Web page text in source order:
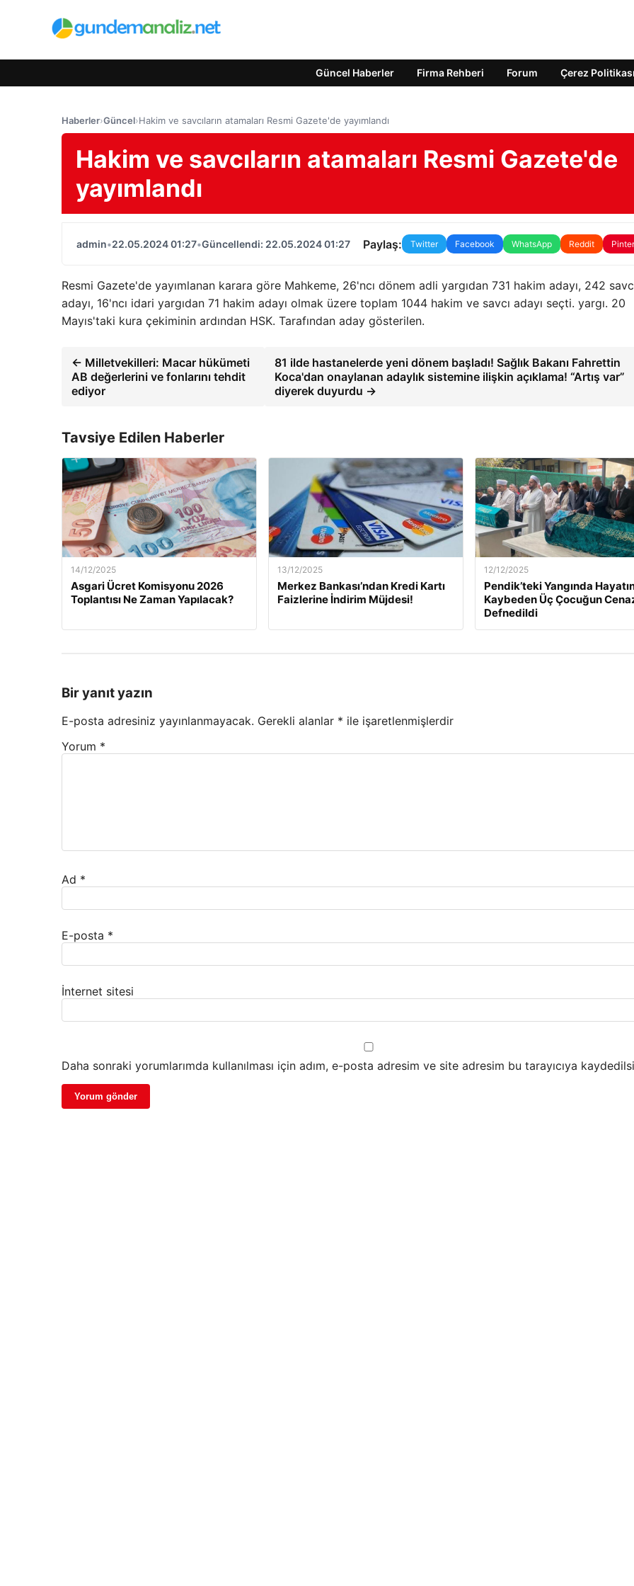
Güncel Haberler Firma Rehberi Forum Çerez Politikası
Haberler›Güncel›Hakim ve savcıların atamaları Resmi Gazete'de yayımlandı
Hakim ve savcıların atamaları Resmi Gazete'de
yayımlandı
admin•22.05.2024 01:27•Güncellendi: 22.05.2024 01:27 Paylaş: Twitter Facebook WhatsApp Reddit
Resmi Gazete'de yayımlanan karara göre Mahkeme, 26'ncı dönem adli yargıdan 731 hakim adayı, 242
adayı, 16'ncı idari yargıdan 71 hakim adayı olmak üzere toplam 1044 hakim ve savcı adayı seçti. yargı. 20
Mayıs'taki kura çekiminin ardından HSK. Tarafından aday gösterilen.
← Milletvekilleri: Macar hükümeti
AB değerlerini ve fonlarını tehdit
ediyor
81 ilde hastanelerde yeni dönem başladı! Sağlık Bakanı Fahrettin
Koca'dan onaylanan adaylık sistemine ilişkin açıklama! “Artış var”
diyerek duyurdu →
Tavsiye Edilen Haberler
14/12/2025
Asgari Ücret Komisyonu 2026
Toplantısı Ne Zaman Yapılacak?
13/12/2025
Merkez Bankası’ndan Kredi Kartı
Faizlerine İndirim Müjdesi!
12/12/2025
Pendik’teki Yangında
Kaybeden Üç Çocuğun
Defnedildi
Bir yanıt yazın
E-posta adresiniz yayınlanmayacak. Gerekli alanlar * ile işaretlenmişlerdir
Yorum *
Ad *
E-posta *
İnternet sitesi
Daha sonraki yorumlarımda kullanılması için adım, e-posta adresim ve site adresim bu tarayıcıya